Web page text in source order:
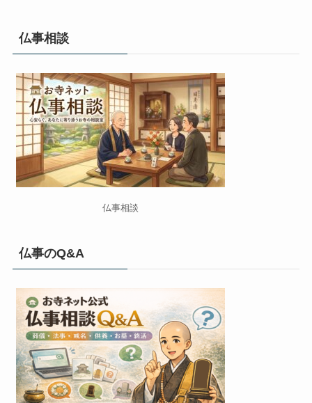
仏事相談
仏事相談
仏事のQ&A